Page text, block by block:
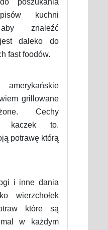
poszukania
kuchni
aby znaleźć
daleko do
fast foodów.
grillowane
Cechy
kaczek to.
potrawę którą
i inne dania
wierzchołek
które są
w każdym